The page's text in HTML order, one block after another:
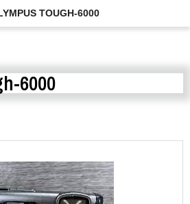
TOUGH-6000
6000